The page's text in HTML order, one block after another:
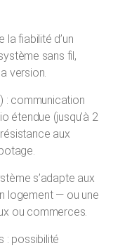
la fiabilité d’un
sans fil,
version.
: communication
étendue (jusqu’à 2
aux
s’adapte aux
logement — ou une
ou commerces.
: possibilité